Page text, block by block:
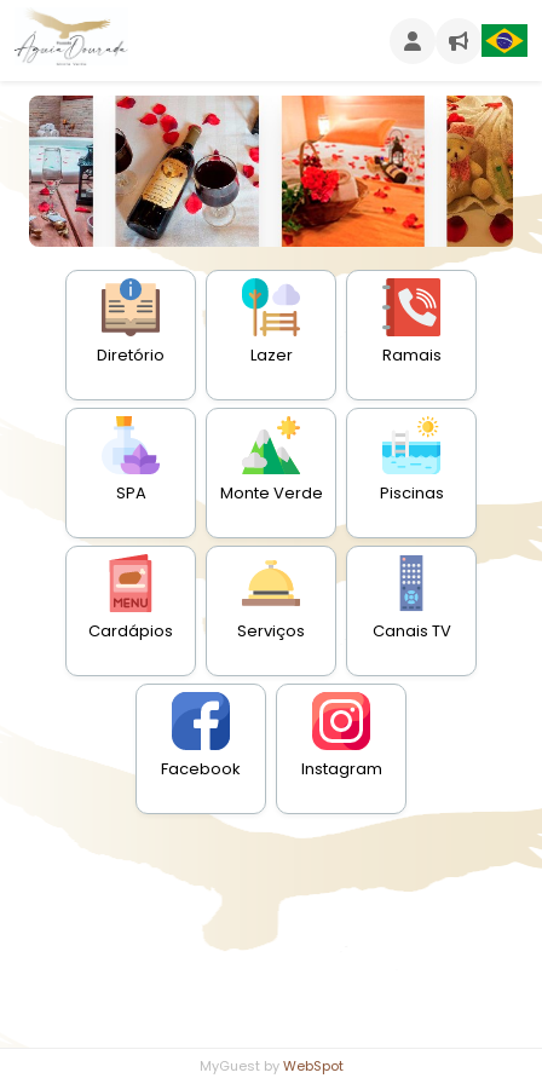
Diretório Lazer Ramais
SPA Monte Verde Piscinas
Cardápios Serviços Canais TV
Facebook Instagram
MyGuest byWebSpot